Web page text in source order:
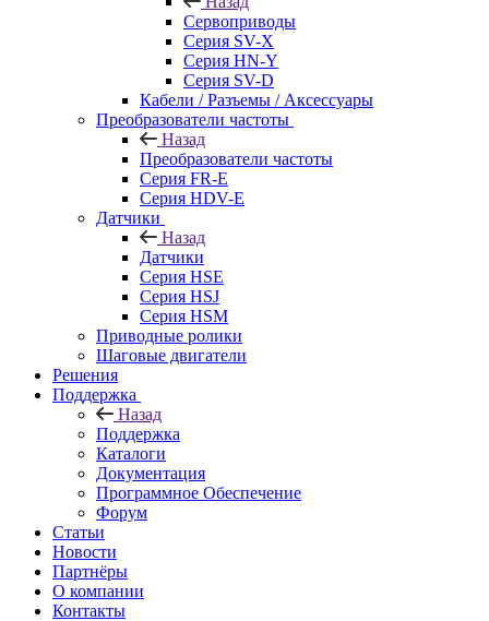
Сервоприводы
Серия SV-X
Серия HN-Y
Серия SV-D
Кабели / Разъемы / Аксессуары
Преобразователи частоты
Назад
Преобразователи частоты
Серия FR-E
Серия HDV-E
Датчики
Назад
Датчики
Серия HSE
Серия HSJ
Серия HSM
Приводные ролики
Шаговые двигатели
Решения
Поддержка
Назад
Поддержка
Каталоги
Документация
Программное Обеспечение
Форум
Статьи
Новости
Партнёры
О компании
Контакты